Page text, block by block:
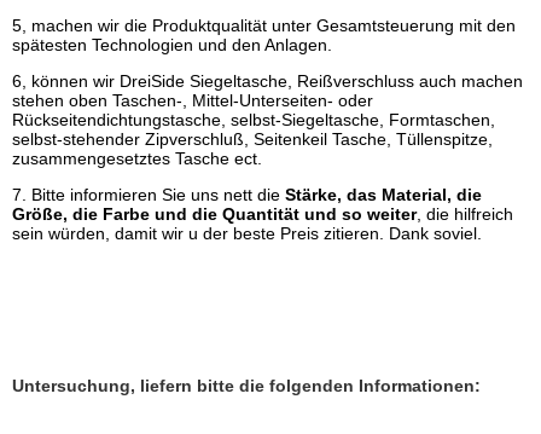
5, machen wir die Produktqualität unter Gesamtsteuerung mit den
spätesten Technologien und den Anlagen.
6, können wir DreiSide Siegeltasche, Reißverschluss auch machen
stehen oben Taschen-, Mittel-Unterseiten- oder
Rückseitendichtungstasche, selbst-Siegeltasche, Formtaschen,
selbst-stehender Zipverschluß, Seitenkeil Tasche, Tüllenspitze,
zusammengesetztes Tasche ect.
7. Bitte informieren Sie uns nett die Stärke, das Material, die
Größe, die Farbe und die Quantität und so weiter, die hilfreich
sein würden, damit wir u der beste Preis zitieren. Dank soviel.
Untersuchung, liefern bitte die folgenden Informationen: